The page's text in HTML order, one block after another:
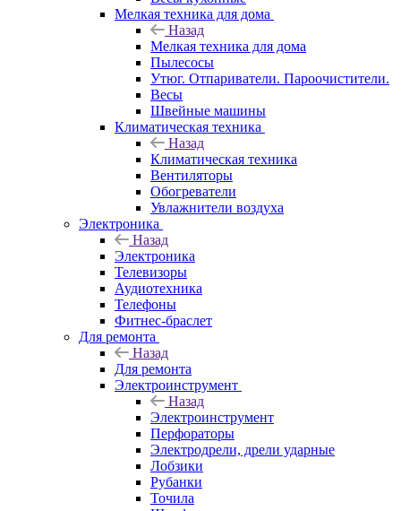
Мелкая техника для дома
Назад
Мелкая техника для дома
Пылесосы
Утюг. Отпариватели. Пароочистители.
Весы
Швейные машины
Климатическая техника
Назад
Климатическая техника
Вентиляторы
Обогреватели
Увлажнители воздуха
Электроника
Назад
Электроника
Телевизоры
Аудиотехника
Телефоны
Фитнес-браслет
Для ремонта
Назад
Для ремонта
Электроинструмент
Назад
Электроинструмент
Перфораторы
Электродрели, дрели ударные
Лобзики
Рубанки
Точила